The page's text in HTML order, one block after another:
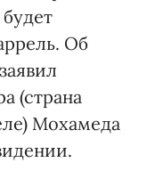
Об
(страна
Мохамеда